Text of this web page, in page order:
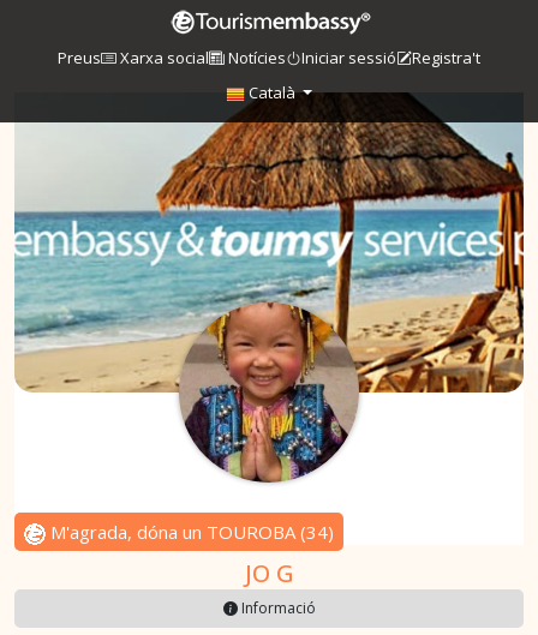
Preus Xarxa social Notícies Iniciar sessió
Registra't
Català
M'agrada, dóna un TOUROBA(34)
JO G
Informació